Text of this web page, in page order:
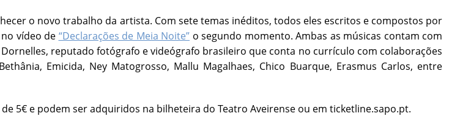
o novo trabalho da artista. Com sete temas inéditos, todos eles escritos e compostos por
vídeo de “Declarações de Meia Noite” o segundo momento. Ambas as músicas contam com
reputado fotógrafo e videógrafo brasileiro que conta no currículo com colaborações
Emicida, Ney Matogrosso, Mallu Magalhaes, Chico Buarque, Erasmus Carlos, entre
5€ e podem ser adquiridos na bilheteira do Teatro Aveirense ou em ticketline.sapo.pt.